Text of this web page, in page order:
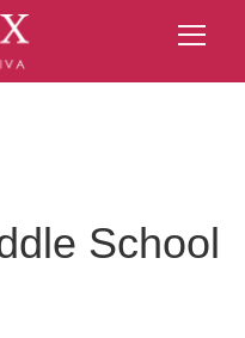
School